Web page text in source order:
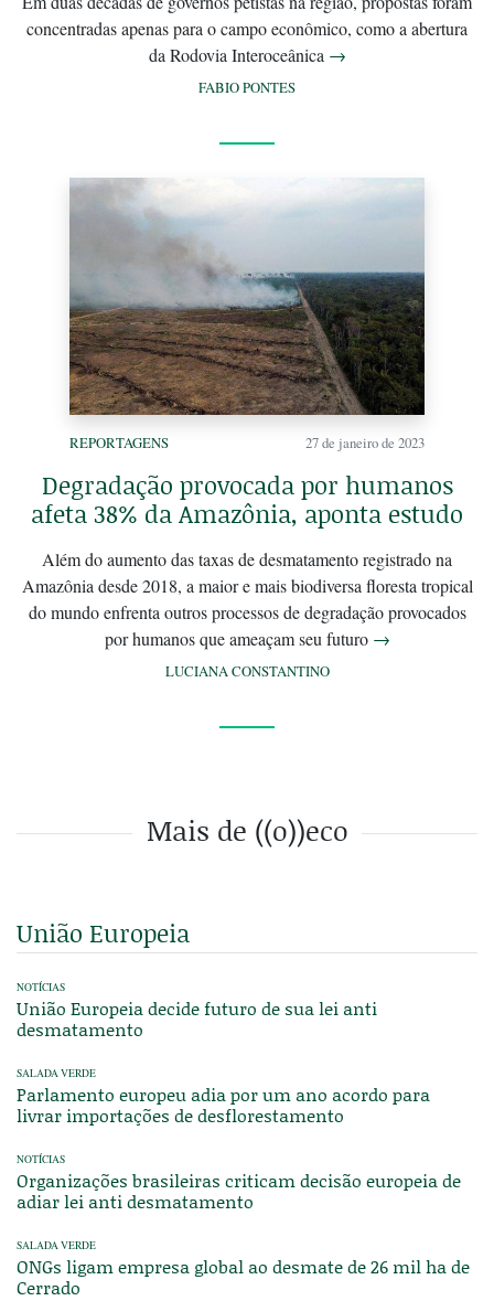
concentradas apenas para o campo econômico, como a abertura
da Rodovia Interoceânica →
FABIO PONTES
REPORTAGENS 27 de janeiro de 2023
Degradação provocada por humanos
afeta 38% da Amazônia, aponta estudo
Além do aumento das taxas de desmatamento registrado na
Amazônia desde 2018, a maior e mais biodiversa floresta tropical
do mundo enfrenta outros processos de degradação provocados
por humanos que ameaçam seu futuro →
LUCIANA CONSTANTINO
Mais de ((o))eco
União Europeia
NOTÍCIAS
União Europeia decide futuro de sua lei anti
desmatamento
SALADA VERDE
Parlamento europeu adia por um ano acordo para
livrar importações de desflorestamento
NOTÍCIAS
Organizações brasileiras criticam decisão europeia de
adiar lei anti desmatamento
SALADA VERDE
ONGs ligam empresa global ao desmate de 26 mil ha de
Cerrado